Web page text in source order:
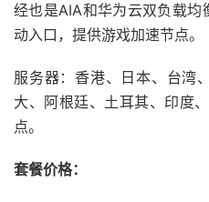
经也是AIA和华为云双负载
动入口，提供游戏加速节点。
服务器：香港、日本、台湾
大、阿根廷、土耳其、印度
点。
套餐价格：